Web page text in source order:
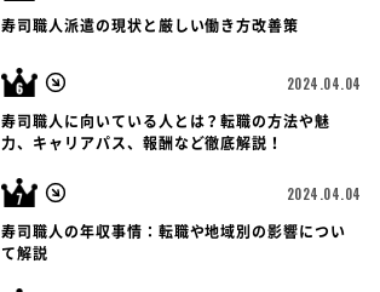
寿司職人派遣の現状と厳しい働き方改善策
2024.04.04
寿司職人に向いている人とは？転職の方法や魅
力、キャリアパス、報酬など徹底解説！
2024.04.04
寿司職人の年収事情：転職や地域別の影響につい
て解説